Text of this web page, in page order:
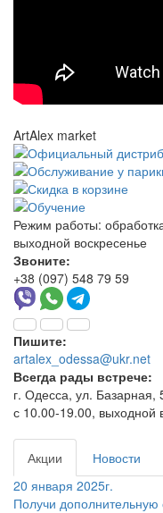
ArtAlex market
Режим работы:
выходной воскресенье
Звоните:
+38 (097) 548 79 59
Пишите:
artalex_odessa@ukr.net
Всегда рады встрече:
г. Одесса, ул. Базарная,
с 10.00-19.00, выходной
Акции Новости
20 января 2025г.
Получи дополнительную